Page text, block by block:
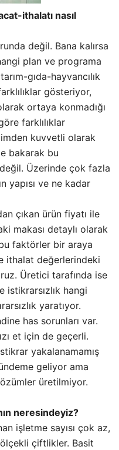
ithalatı nasıl
değil. Bana kalırsa
plan ve programa
gıda-hayvancılık
gösteriyor,
ortaya konmadığı
farklılıklar
kuvvetli olarak
bakarak bu
değil. Üzerinde çok fazla
yapısı ve ne kadar
çıkan ürün fiyatı ile
makası detaylı olarak
faktörler bir araya
ithalat değerlerindeki
Üretici tarafında ise
hangi
yaratıyor.
has sorunları var.
et için de geçerli.
yakalanamamış
geliyor ama
üretilmiyor.
neresindeyiz?
işletme sayısı çok az,
çiftlikler. Basit